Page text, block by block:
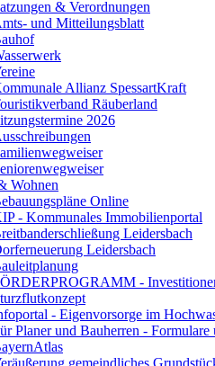
& Verordnungen
und Mitteilungsblatt
Allianz SpessartKraft
Räuberland
2026
Wohnen
Online
- Kommunales Immobilienportal
Leidersbach
Leidersbach
-
- Eigenvorsorge im
Planer und Bauherren -
gemeindliches